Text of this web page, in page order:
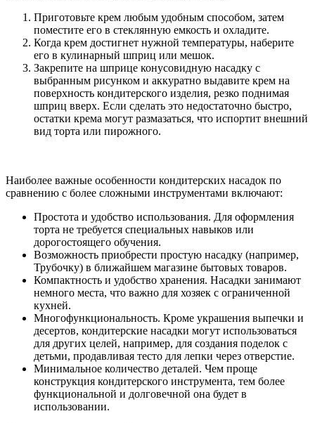
Приготовьте крем любым удобным способом, затем
поместите его в стеклянную емкость и охладите.
Когда крем достигнет нужной температуры, наберите
его в кулинарный шприц или мешок.
Закрепите на шприце конусовидную насадку с
выбранным рисунком и аккуратно выдавите крем на
поверхность кондитерского изделия, резко поднимая
шприц вверх. Если сделать это недостаточно быстро,
остатки крема могут размазаться, что испортит внешний
вид торта или пирожного.
Наиболее важные особенности кондитерских насадок по
сравнению с более сложными инструментами включают:
Простота и удобство использования. Для оформления
торта не требуется специальных навыков или
дорогостоящего обучения.
Возможность приобрести простую насадку (например,
Трубочку) в ближайшем магазине бытовых товаров.
Компактность и удобство хранения. Насадки занимают
немного места, что важно для хозяек с ограниченной
кухней.
Многофункциональность. Кроме украшения выпечки и
десертов, кондитерские насадки могут использоваться
для других целей, например, для создания поделок с
детьми, продавливая тесто для лепки через отверстие.
Минимальное количество деталей. Чем проще
конструкция кондитерского инструмента, тем более
функциональной и долговечной она будет в
использовании.